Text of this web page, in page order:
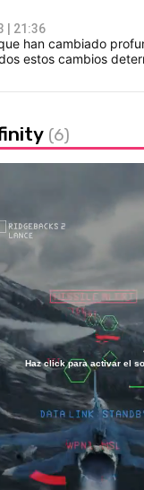
| 21:36
han cambiado
estos cambios
(6)
Haz click para activar el